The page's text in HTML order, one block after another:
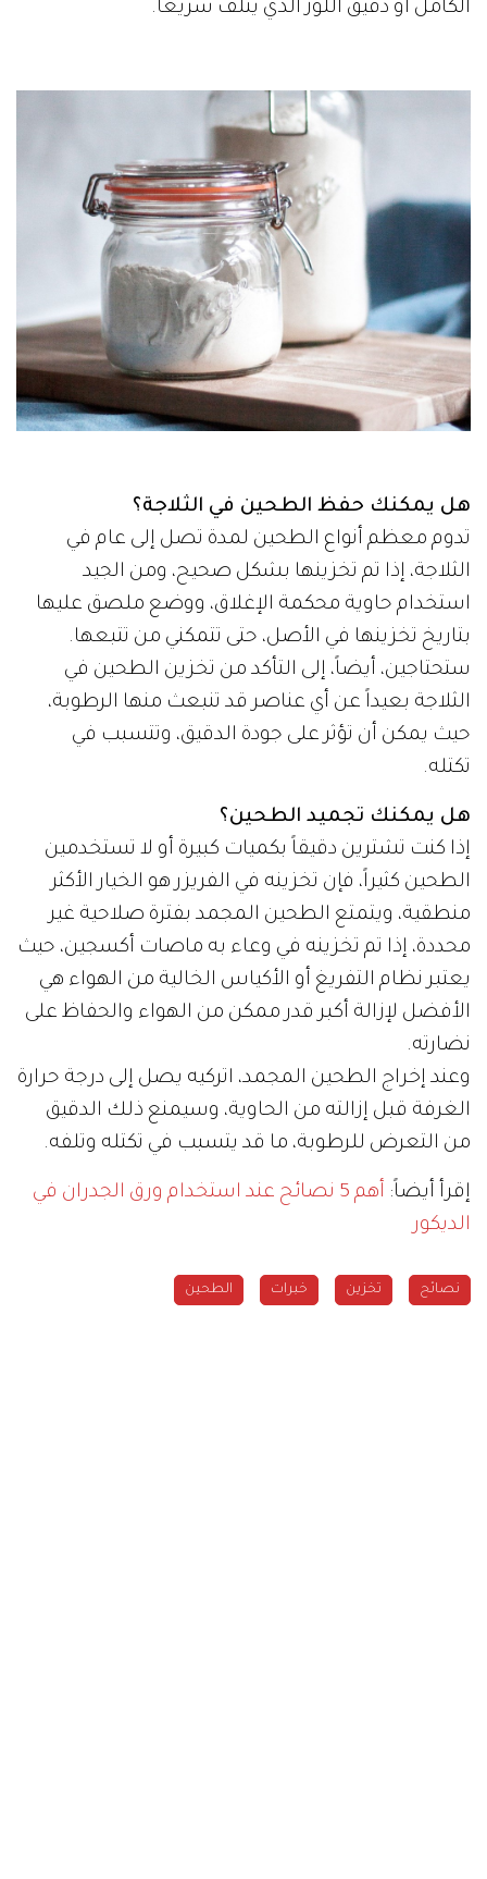
الكامل أو دقيق اللوز الذي يتلف سريعاً.
هل يمكنك حفظ الطحين في الثلاجة؟
تدوم معظم أنواع الطحين لمدة تصل إلى عام في
الثلاجة، إذا تم تخزينها بشكل صحيح، ومن الجيد
استخدام حاوية محكمة الإغلاق، ووضع ملصق عليها
بتاريخ تخزينها في الأصل، حتى تتمكني من تتبعها.
ستحتاجين، أيضاً، إلى التأكد من تخزين الطحين في
الثلاجة بعيداً عن أي عناصر قد تنبعث منها الرطوبة،
حيث يمكن أن تؤثر على جودة الدقيق، وتتسبب في
تكتله.
هل يمكنك تجميد الطحين؟
إذا كنت تشترين دقيقاً بكميات كبيرة أو لا تستخدمين
الطحين كثيراً، فإن تخزينه في الفريزر هو الخيار الأكثر
منطقية، ويتمتع الطحين المجمد بفترة صلاحية غير
محددة، إذا تم تخزينه في وعاء به ماصات أكسجين، حيث
يعتبر نظام التفريغ أو الأكياس الخالية من الهواء هي
الأفضل لإزالة أكبر قدر ممكن من الهواء والحفاظ على
نضارته.
وعند إخراج الطحين المجمد، اتركيه يصل إلى درجة حرارة
الغرفة قبل إزالته من الحاوية، وسيمنع ذلك الدقيق
من التعرض للرطوبة، ما قد يتسبب في تكتله وتلفه.
إقرأ أيضاً:
أهم 5 نصائح عند استخدام ورق الجدران في
الديكور
نصائح تخزين خبرات الطحين